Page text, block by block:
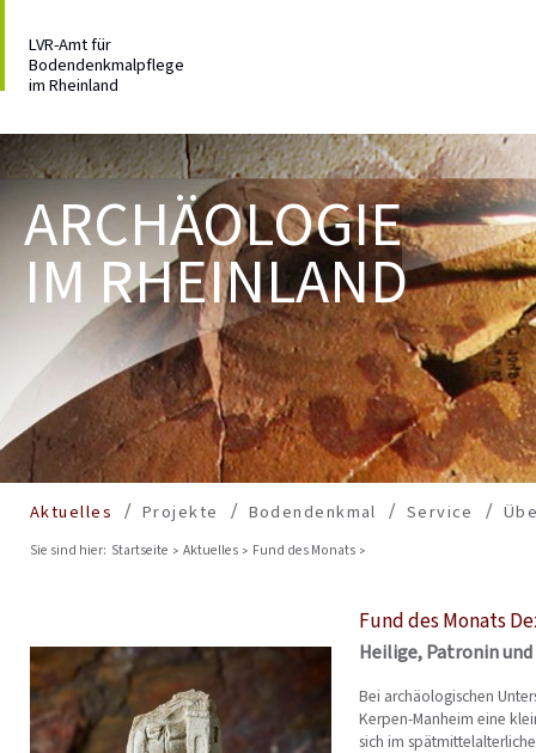
LVR-Amt für
Bodendenkmalpflege
im Rheinland
ARCHÄOLOGIE
IM RHEINLAND
Aktuelles Projekte Bodendenkmal Service
Sie sind hier: Startseite Aktuelles Fund des Monats
Fund des Monats
Heilige, Patronin
Bei archäologischen
Kerpen-Man­heim eine
sich im